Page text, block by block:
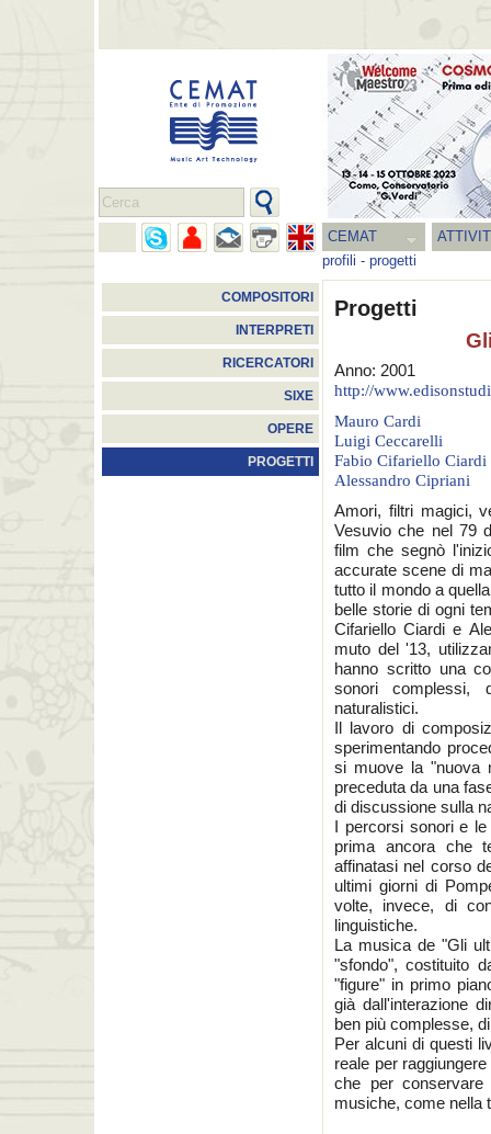
CEMAT
profili - progetti
COMPOSITORI
INTERPRETI
RICERCATORI
SIXE
OPERE
PROGETTI
Progetti
Anno: 2001
http://
Mauro Cardi
Luigi Ceccarelli
Fabio Cifariello Ciardi
Alessandro Cipriani
Amori, filtri magici,
Vesuvio che nel 79
film che segnò
accurate scene di
tutto il mondo a
belle storie di ogni
Cifariello Ciardi e
muto del '13,
hanno scritto una
sonori complessi,
naturalistici.
Il lavoro di
sperimentando
si muove la "nuova
preceduta da una
di discussione sulla
I percorsi sonori e
prima ancora che
affinatasi nel corso
ultimi giorni di
volte, invece, di
linguistiche.
La musica de "Gli
"sfondo", costituito
"figure" in primo
già dall'interazione
ben più complesse,
Per alcuni di questi
reale per
che per
musiche, come nella